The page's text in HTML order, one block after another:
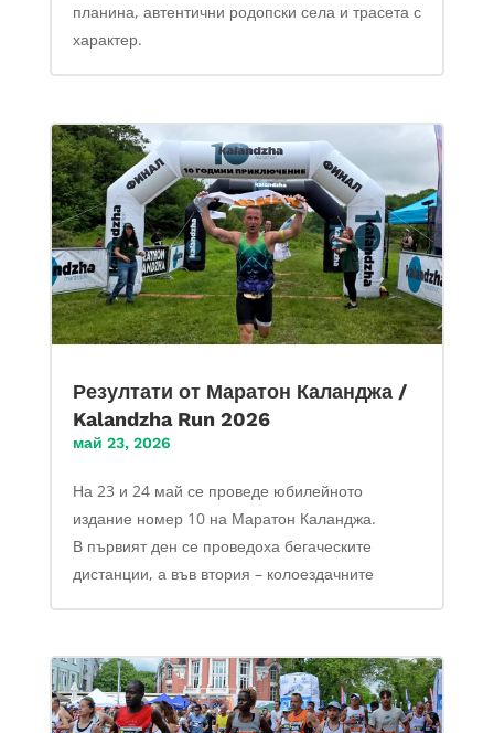
планина, автентични родопски села и трасета с
характер.
Резултати от Маратон Каланджа /
Kalandzha Run 2026
май 23, 2026
На 23 и 24 май се проведе юбилейното
издание номер 10 на Маратон Каланджа.
В първият ден се проведоха бегаческите
дистанции, а във втория – колоездачните